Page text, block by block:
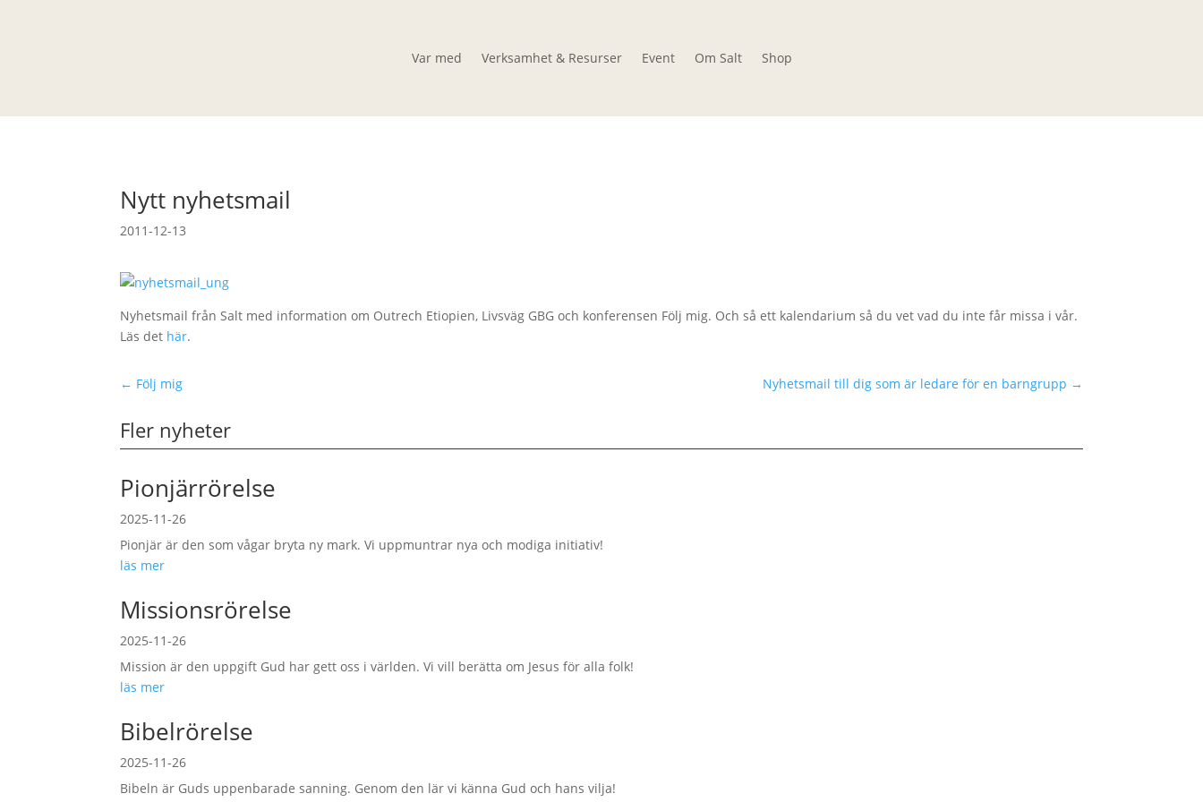
Var med Verksamhet & Resurser Event Om Salt Shop
Nytt nyhetsmail
2011-12-13
Nyhetsmail från Salt med information om Outrech Etiopien, Livsväg GBG och konferensen Följ mig. Och så ett kalendarium så du vet vad du inte får missa i vår.
Läs det här.
← Följ mig Nyhetsmail till dig som är ledare för en barngrupp →
Fler nyheter
Pionjärrörelse
2025-11-26
Pionjär är den som vågar bryta ny mark. Vi uppmuntrar nya och modiga initiativ!
läs mer
Missionsrörelse
2025-11-26
Mission är den uppgift Gud har gett oss i världen. Vi vill berätta om Jesus för alla folk!
läs mer
Bibelrörelse
2025-11-26
Bibeln är Guds uppenbarade sanning. Genom den lär vi känna Gud och hans vilja!